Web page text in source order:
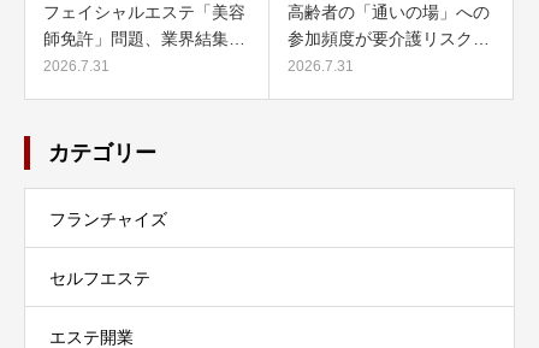
フェイシャルエステ「美容
師免許」問題、業界結集…
2026.7.31
高齢者の「通いの場」への
参加頻度が要介護リスク…
2026.7.31
カテゴリー
フランチャイズ
セルフエステ
エステ開業